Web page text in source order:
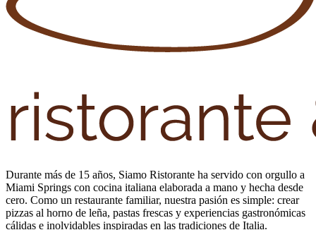
Durante más de 15 años, Siamo Ristorante ha servido con orgullo a
Miami Springs con cocina italiana elaborada a mano y hecha desde
cero. Como un restaurante familiar, nuestra pasión es simple: crear
pizzas al horno de leña, pastas frescas y experiencias gastronómicas
cálidas e inolvidables inspiradas en las tradiciones de Italia.